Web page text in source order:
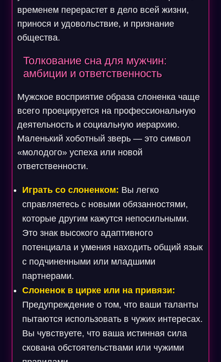
временем перерастет в дело всей жизни,
принося и удовольствие, и признание
общества.
Толкование сна для мужчин:
амбиции и ответственность
Мужское восприятие образа слоненка чаще
всего проецируется на профессиональную
деятельность и социальную иерархию.
Маленький хоботный зверь — это символ
«молодого» успеха или новой
ответственности.
Играть со слоненком: Вы легко
справляетесь с новыми обязанностями,
которые другим кажутся непосильными.
Это знак высокого адаптивного
потенциала и умения находить общий язык
с подчиненными или младшими
партнерами.
Слоненок в цирке или на привязи:
Предупреждение о том, что ваши таланты
пытаются использовать в чужих интересах.
Вы чувствуете, что ваша истинная сила
скована обстоятельствами или чужими